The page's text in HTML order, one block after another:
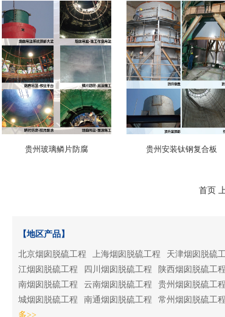
贵州玻璃鳞片防腐 贵州安装钛钢复合板
首页
【地区产品】
北京烟囱脱硫工程 上海烟囱脱硫工程 天津烟囱脱硫
江烟囱脱硫工程
四川烟囱脱硫工程 陕西烟囱脱硫工程
南烟囱脱硫工程
云南烟囱脱硫工程 贵州烟囱脱硫工程
城烟囱脱硫工程
南通烟囱脱硫工程 常州烟囱脱硫工程
多>>